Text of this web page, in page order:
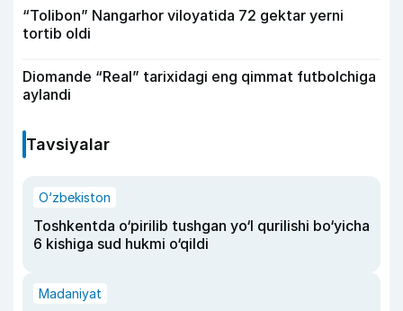
“Tolibon” Nangarhor viloyatida 72 gektar yerni
tortib oldi
Diomande “Real” tarixidagi eng qimmat futbolchiga
aylandi
Tavsiyalar
O‘zbekiston
Toshkentda o‘pirilib tushgan yo‘l qurilishi bo‘yicha
6 kishiga sud hukmi o‘qildi
Madaniyat